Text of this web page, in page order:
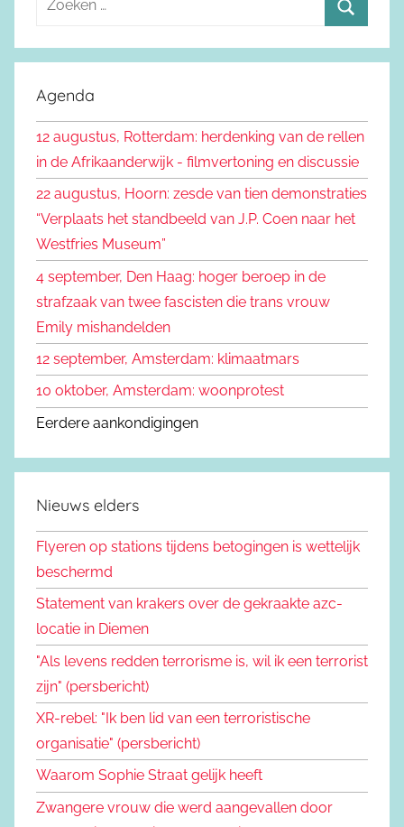
e
e
n
a
:
o
e
n
Agenda
12 augustus, Rotterdam: herdenking van de rellen
in de Afrikaanderwijk - filmvertoning en discussie
22 augustus, Hoorn: zesde van tien demonstraties
“Verplaats het standbeeld van J.P. Coen naar het
Westfries Museum”
4 september, Den Haag: hoger beroep in de
strafzaak van twee fascisten die trans vrouw
Emily mishandelden
12 september, Amsterdam: klimaatmars
10 oktober, Amsterdam: woonprotest
Eerdere aankondigingen
Nieuws elders
Flyeren op stations tijdens betogingen is wettelijk
beschermd
Statement van krakers over de gekraakte azc-
locatie in Diemen
"Als levens redden terrorisme is, wil ik een terrorist
zijn" (persbericht)
XR-rebel: "Ik ben lid van een terroristische
organisatie" (persbericht)
Waarom Sophie Straat gelijk heeft
Zwangere vrouw die werd aangevallen door